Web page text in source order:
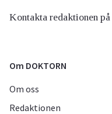
Kontakta redaktionen på
Om DOKTORN
Om oss
Redaktionen